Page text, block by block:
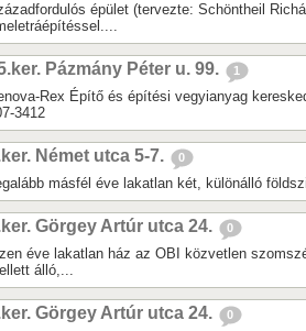
épület (tervezte: Schöntheil
Pázmány Péter u. 99. 1
Rex Építő és építési vegyianyag
3412
Német utca 5-7. 0
másfél éve lakatlan két, különálló
Görgey Artúr utca 24. 0
éve lakatlan ház az OBI közvetlen
álló,...
Görgey Artúr utca 24. 0